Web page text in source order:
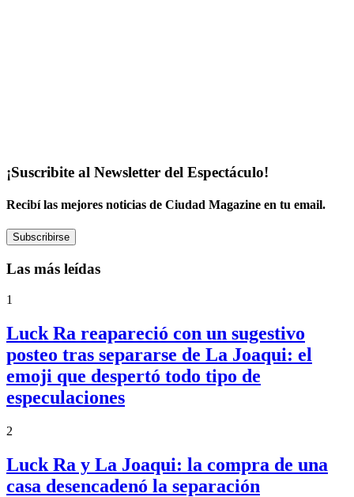
¡Suscribite al Newsletter del Espectáculo!
Recibí las mejores noticias de Ciudad Magazine en tu email.
Subscribirse
Las más leídas
1
Luck Ra reapareció con un sugestivo
posteo tras separarse de La Joaqui: el
emoji que despertó todo tipo de
especulaciones
2
Luck Ra y La Joaqui: la compra de una
casa desencadenó la separación